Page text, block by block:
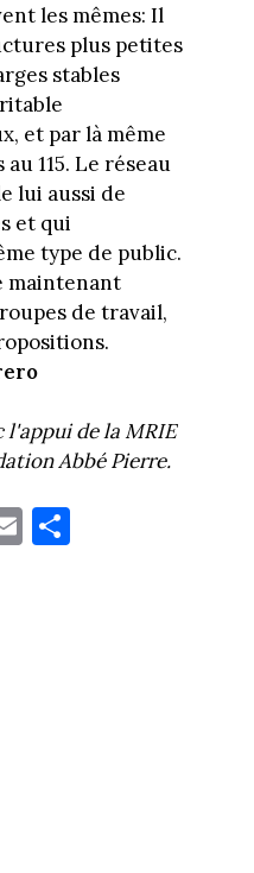
les mêmes: Il
plus petites
stables
et par là même
115. Le réseau
lui aussi de
et qui
type de public.
maintenant
de travail,
l'appui de la MRIE
Abbé Pierre.
E
m
Pa